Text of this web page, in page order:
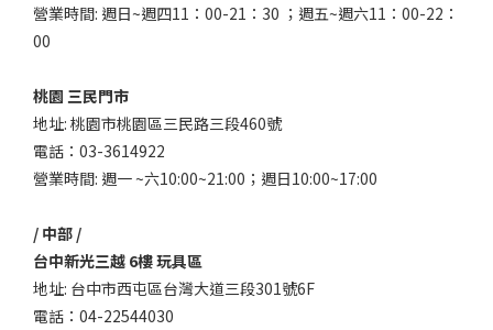
營業時間: 週日~週四11：00-21：30 ；週五~週六11：00-22：
00
桃園 三民門市
地址: 桃園市桃園區三民路三段460號
電話：03-3614922
營業時間: 週一 ~六10:00~21:00；週日10:00~17:00
/ 中部 /
台中新光三越 6樓 玩具區
地址: 台中市西屯區台灣大道三段301號6F
電話：04-22544030